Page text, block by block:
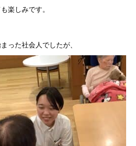
楽しみです。
った社会人でしたが、